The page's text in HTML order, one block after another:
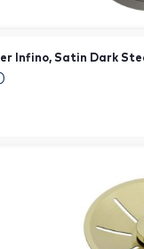
Infino, Satin Dark